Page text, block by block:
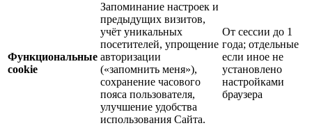
Функциональные
cookie
Запоминание настроек и
предыдущих визитов,
учёт уникальных
посетителей, упрощение
авторизации
(«запомнить меня»),
сохранение часового
пояса пользователя,
улучшение удобства
использования Сайта.
От сессии до 1
года; отдельные
если иное не
установлено
настройками
браузера